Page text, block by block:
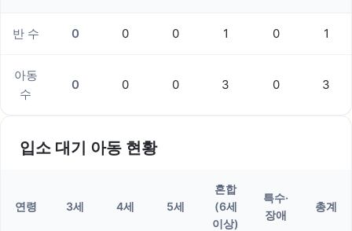
반 수 0 0 0 1 0 1
아동
수
0 0 0 3 0 3
입소 대기 아동 현황
연령 3세 4세 5세
혼합
(6세
이상)
특수·
장애
총계